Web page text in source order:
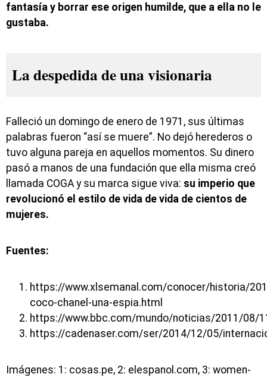
fantasía y borrar ese origen humilde, que a ella no le
gustaba.
La despedida de una visionaria
Falleció un domingo de enero de 1971, sus últimas
palabras fueron “así se muere”. No dejó herederos o
tuvo alguna pareja en aquellos momentos. Su dinero
pasó a manos de una fundación que ella misma creó
llamada COGA y su marca sigue viva: su imperio que
revolucionó el estilo de vida de vida de cientos de
mujeres.
Fuentes:
https://www.xlsemanal.com/conocer/historia/
coco-chanel-una-espia.html
https://www.bbc.com/mundo/noticias/2011/08/
https://cadenaser.com/ser/2014/12/05/
Imágenes: 1: cosas.pe, 2: elespanol.com, 3: women-